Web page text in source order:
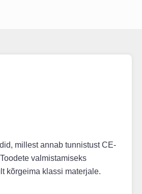
millest annab tunnistust CE-
valmistamiseks
kõrgeima klassi materjale.